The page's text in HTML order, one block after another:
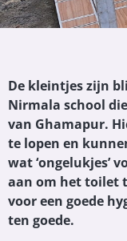
De kleintjes zijn
Nirmala school
van Ghamapur.
te lopen en
wat ‘ongelukjes’
aan om het toilet
voor een goede
ten goede.